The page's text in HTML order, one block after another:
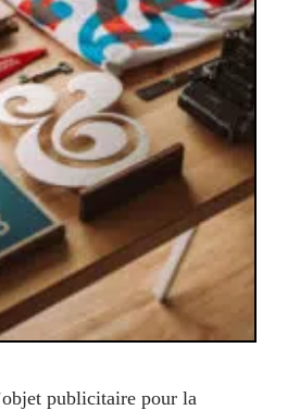
publicitaire pour la